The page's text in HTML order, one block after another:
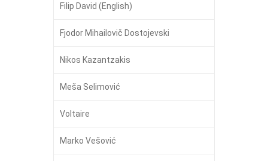
Filip David (English)
Fjodor Mihailovič Dostojevski
Nikos Kazantzakis
Meša Selimović
Voltaire
Marko Vešović